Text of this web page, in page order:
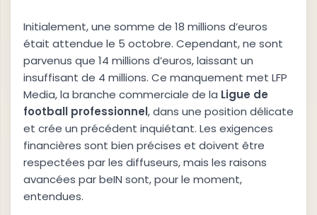
Initialement, une somme de 18 millions d’euros
était attendue le 5 octobre. Cependant, ne sont
parvenus que 14 millions d’euros, laissant un
insuffisant de 4 millions. Ce manquement met LFP
Media, la branche commerciale de la Ligue de
football professionnel, dans une position délicate
et crée un précédent inquiétant. Les exigences
financières sont bien précises et doivent être
respectées par les diffuseurs, mais les raisons
avancées par beIN sont, pour le moment,
entendues.